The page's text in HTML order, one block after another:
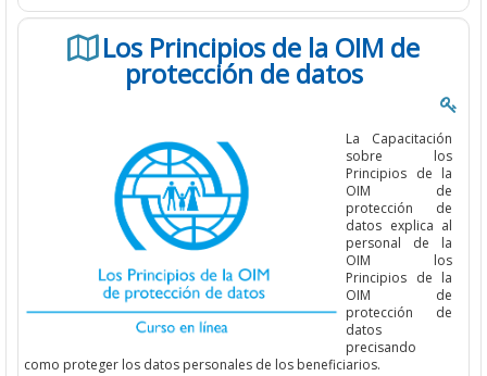
Los Principios de la OIM de
protección de datos
La Capacitación
sobre los
Principios de la
OIM de
protección de
datos explica al
personal de la
OIM los
Principios de la
OIM de
protección de
datos
precisando
como proteger los datos personales de los beneficiarios.